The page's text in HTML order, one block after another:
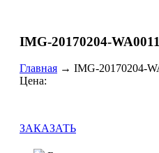
IMG-20170204-
Главная → IMG-20170204-
Цена:
ЗАКАЗАТЬ